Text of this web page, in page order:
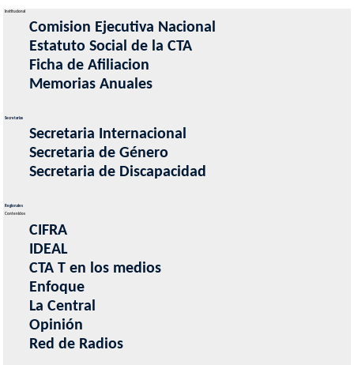
Institucional
Comision Ejecutiva Nacional
Estatuto Social de la CTA
Ficha de Afiliacion
Memorias Anuales
Secretarias
Secretaria Internacional
Secretaria de Género
Secretaria de Discapacidad
Regionales
Contenidos
CIFRA
IDEAL
CTA T en los medios
Enfoque
La Central
Opinión
Red de Radios